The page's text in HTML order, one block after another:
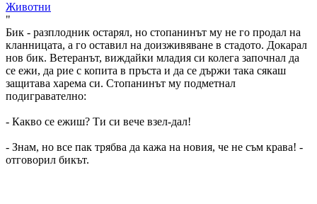
Животни
"
Бик - разплодник остарял, но стопанинът му не го продал на
кланницата, а го оставил на доизживяване в стадото. Докарал
нов бик. Ветеранът, виждайки младия си колега започнал да
се ежи, да рие с копита в пръста и да се държи така сякаш
защитава харема си. Стопанинът му подметнал
подигравателно:
- Какво се ежиш? Ти си вече взел-дал!
- Знам, но все пак трябва да кажа на новия, че не съм крава! -
отговорил бикът.